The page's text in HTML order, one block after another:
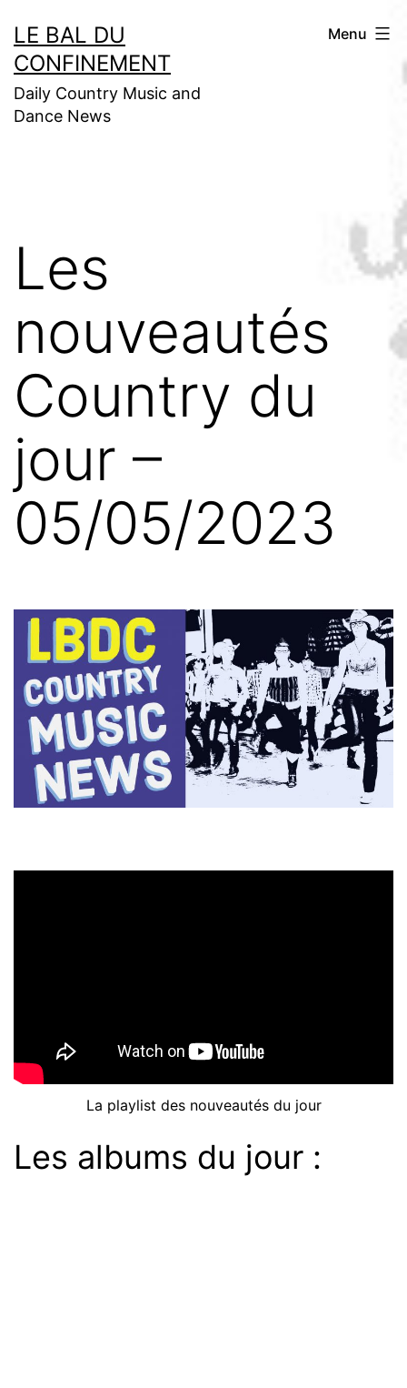
au
contenu
LE BAL DU
CONFINEMENT
Daily Country Music and
Dance News
Menu
Les
nouveautés
Country du
jour –
05/05/2023
La playlist des nouveautés du jour
Les albums du jour :